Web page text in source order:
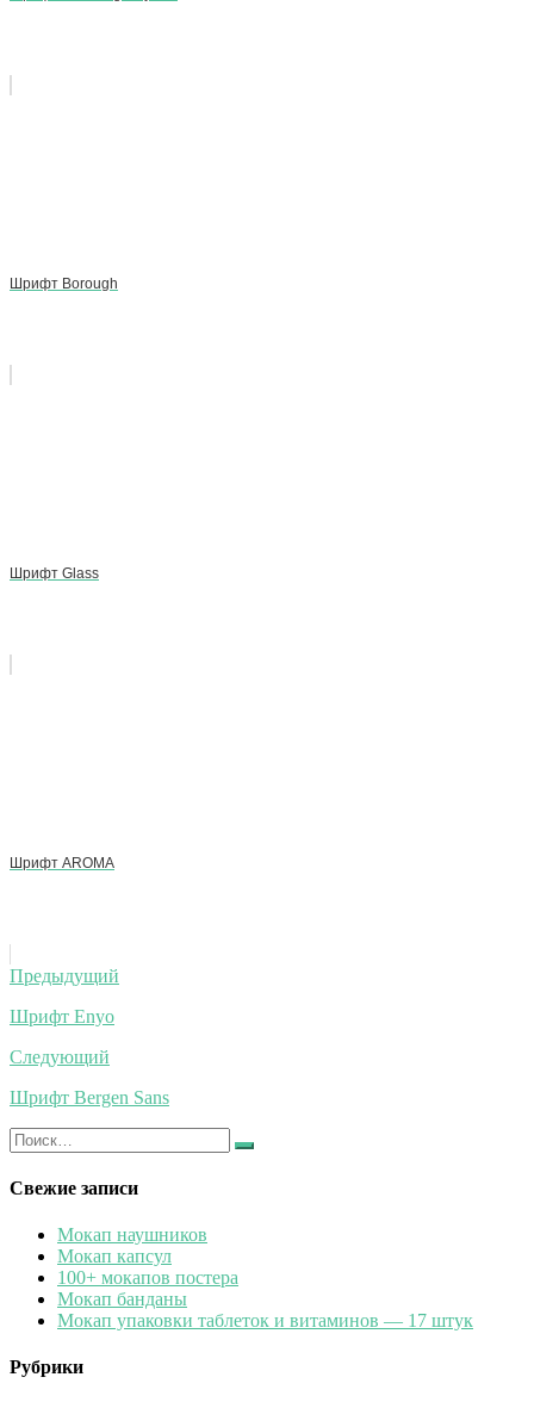
Шрифт Borough
Шрифт Glass
Шрифт AROMA
Навигация
по
записям
Предыдущий
Шрифт Enyo
Следующий
Шрифт Bergen Sans
Искать:
Найти
Свежие записи
Мокап наушников
Мокап капсул
100+ мокапов постера
Мокап банданы
Мокап упаковки таблеток и витаминов — 17 штук
Рубрики